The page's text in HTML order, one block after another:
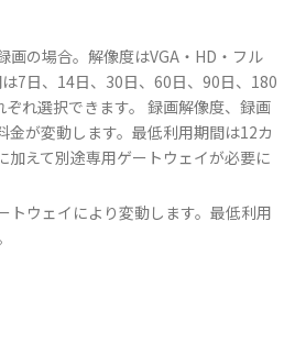
画の場合。解像度はVGA・HD・フル
7日、14日、30日、60日、90日、180
ぞれ選択できます。 録画解像度、録画
金が変動します。最低利用期間は12カ
加えて別途専用ゲートウェイが必要に
トウェイにより変動します。最低利用